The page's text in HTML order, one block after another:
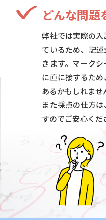
どんな問題
弊社では実際の
ているため、記
きます。マーク
に直に接するた
あるかもしれませ
また採点の仕方
すのでご安心くだ